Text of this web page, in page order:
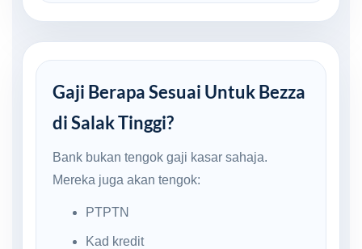
Gaji Berapa Sesuai Untuk Bezza
di Salak Tinggi?
Bank bukan tengok gaji kasar sahaja.
Mereka juga akan tengok:
PTPTN
Kad kredit